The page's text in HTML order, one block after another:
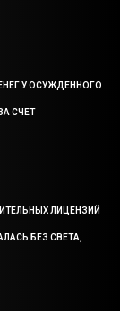
У ОСУЖДЕННОГО
СЧЕТ
ЛИЦЕНЗИЙ
БЕЗ СВЕТА,